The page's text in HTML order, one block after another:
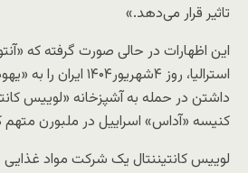
تاثیر قرار می‌دهد.»
این اظهارات در حالی صورت گرفته که
استرالیا، روز
کنیسه «آداس» اسراییل در ملبورن متهم
لوییس کانتیننتال یک شرکت مواد